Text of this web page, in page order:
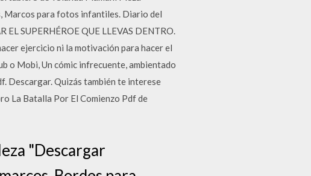
Marcos para fotos infantiles. Diario del
SUPERHÉROE QUE LLEVAS DENTRO.
ejercicio ni la motivación para hacer el
o Mobi, Un cómic infrecuente, ambientado
Descargar. Quizás también te interese
La Batalla Por El Comienzo Pdf de
"Descargar